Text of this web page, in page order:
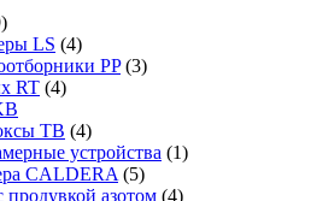
LS (4)
PP (3)
RT (4)
TB (4)
устройства (1)
CALDERA (5)
азотом (4)